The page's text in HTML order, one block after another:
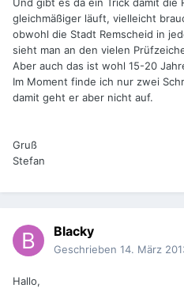
Und gibt es da ein Trick damit die
gleichmäßiger läuft, vielleicht
obwohl die Stadt Remscheid in
sieht man an den vielen
Aber auch das ist wohl 15-20
Im Moment finde ich nur zwei
damit geht er aber nicht auf.
Gruß
Stefan
Blacky
Geschrieben 14. März
Hallo,